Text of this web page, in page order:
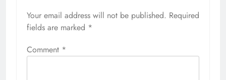
Your email address will not be published. Required
fields are marked *
Comment *